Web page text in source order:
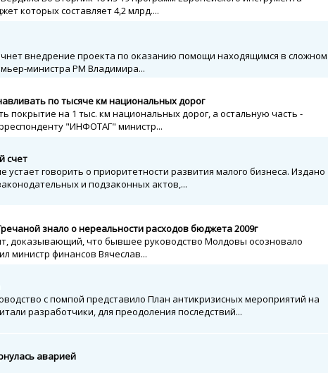
которых составляет 4,2 млрд....
внедрение проекта по оказанию помощи находящимся в сложном
министра РМ Владимира...
по тысяче км национальных дорог
покрытие на 1 тыс. км национальных дорог, а остальную часть -
"ИНФОТАГ" министр...
счет
устает говорить о приоритетности развития малого бизнеса. Издано
и подзаконных актов,...
знало о нереальности расходов бюджета 2009г
доказывающий, что бывшее руководство Молдовы осозновало
министр финансов Вячеслав...
с помпой представило План антикризисных мероприятий на
разработчики, для преодоления последствий...
аварией